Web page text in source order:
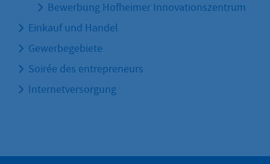
Bewerbung Hofheimer Innovationszentrum
Einkauf und Handel
Gewerbegebiete
Soirée des entrepreneurs
Internetversorgung